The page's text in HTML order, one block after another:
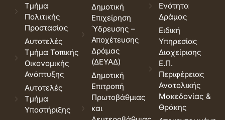
Τμήμα
Πολιτικής
Προστασίας
Αυτοτελές
Τμήμα Τοπικής
Οικονομικής
Ανάπτυξης
Αυτοτελές
Τμήμα
Υποστήριξης
Δημοτική
Επιχείρηση
Ύδρευσης –
Αποχέτευσης
Δράμας
(ΔΕΥΑΔ)
Δημοτική
Επιτροπή
Πρωτοβάθμιας
και
Ενότητα
Δράμας
Ειδική
Υπηρεσίας
Διαχείρισης
Ε.Π.
Περιφέρειας
Ανατολικής
Μακεδονίας &
Θράκης